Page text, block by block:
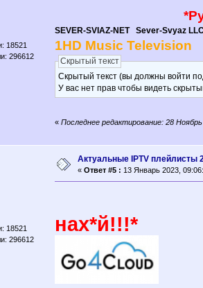
18521
296612
SEVER-SVIAZ-NET Sever-Svyaz
1HD Music Television
Скрытый текст
Скрытый текст (вы должны войти
У вас нет прав чтобы видеть
«Последнее редактирование: 28
18521
296612
Актуальные IPTV плейлисты
« Ответ #5 : 13 Январь 2023,
нах*й!!!*